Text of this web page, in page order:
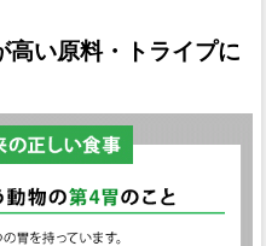
高い原料・トライプに